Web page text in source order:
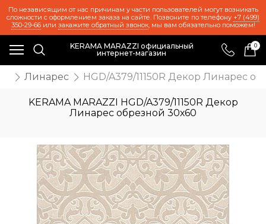
По независящим от нас причинам у части пользователей могут возникать
сложности с оформлением заказа на сайте. Позвоните по телефону +7 (499)
350-29-66или закажите обратный звонок, мы вам обязательно поможем!
KERAMA MARAZZI официальный
интернет-магазин
0
Линарес HGD/A379/11150R Декор Линарес
KERAMA MARAZZI HGD/A379/11150R Декор
Линарес обрезной 30х60